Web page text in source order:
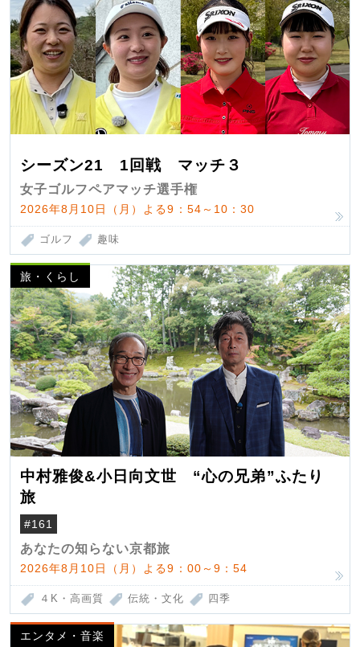
シーズン21 1回戦 マッチ３
女子ゴルフペアマッチ選手権
2026年8月10日（月）よる9：54～10：30
ゴルフ 趣味
旅・くらし
中村雅俊&小日向文世 “心の兄弟”ふたり
旅
#161
あなたの知らない京都旅
2026年8月10日（月）よる9：00～9：54
４K・高画質 伝統・文化 四季
エンタメ・音楽